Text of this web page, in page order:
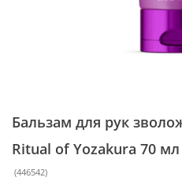
Бальзам для рук
Ritual of Yozakura 70 мл
(446542)